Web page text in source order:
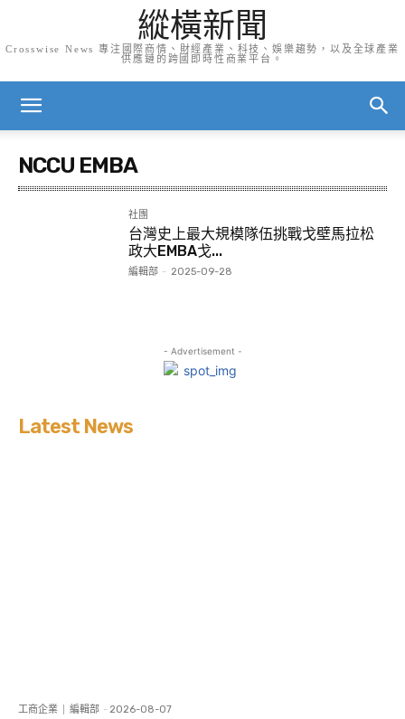
縱橫新聞
Crosswise News 專注國際商情、財經產業、科技、娛樂趨勢，以及全球產業
供應鏈的跨國即時性商業平台。
NCCU EMBA
社團
台灣史上最大規模隊伍挑戰戈壁馬拉松
政大EMBA戈...
編輯部 - 2025-09-28
- Advertisement -
Latest News
工商企業 編輯部 - 2026-08-07